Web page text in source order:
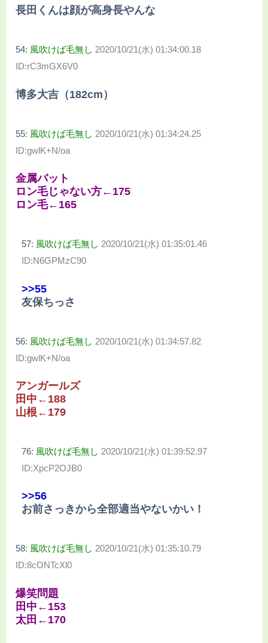
長田くんは顔が高身長やんな
54: 風吹けば毛無し 2020/10/21(水) 01:34:00.18
ID:rC3mGX6V0
博多大吉（182cm）
55: 風吹けば毛無し 2020/10/21(水) 01:34:24.25
ID:gwlK+N/oa
金属バット
ロン毛じゃない方←175
ロン毛←165
57: 風吹けば毛無し 2020/10/21(水) 01:35:01.46
ID:N6GPMzC90
>>55
友保ちっさ
56: 風吹けば毛無し 2020/10/21(水) 01:34:57.82
ID:gwlK+N/oa
アンガールズ
田中←188
山根←179
76: 風吹けば毛無し 2020/10/21(水) 01:39:52.97
ID:XpcP2OJB0
>>56
お前さっきから全部適当やないかい！
58: 風吹けば毛無し 2020/10/21(水) 01:35:10.79
ID:8cONTcXl0
爆笑問題
田中←153
太田←170